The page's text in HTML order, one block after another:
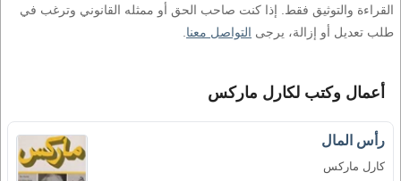
القراءة والتوثيق فقط. إذا كنت صاحب الحق أو ممثله القانوني وترغب في
طلب تعديل أو إزالة، يرجى التواصل معنا
أعمال وكتب لكارل ماركس
رأس المال
كارل ماركس